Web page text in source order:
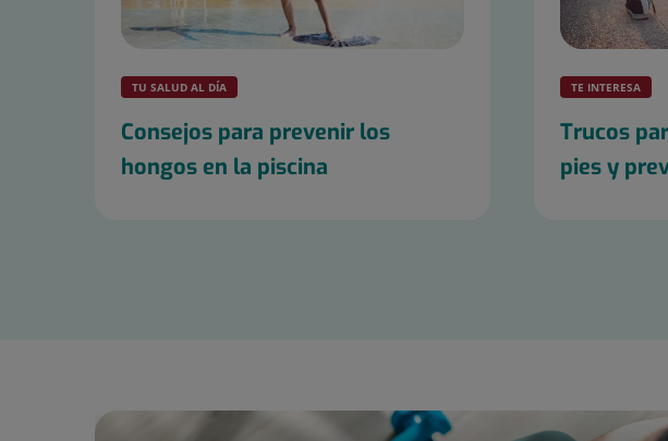
TU SALUD AL DÍA
Consejos para prevenir los
hongos en la piscina
TE INTERESA
Trucos
pies y